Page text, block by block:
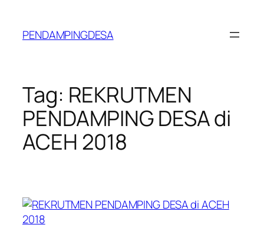
konten
PENDAMPINGDESA
Tag: REKRUTMEN
PENDAMPING DESA di
ACEH 2018